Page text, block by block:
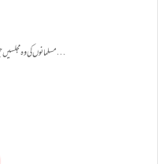
مسلمانوں کی وہ مجلسیں جن کے بارے میں رسول اﷲصلی اللہ تعالیٰ علیہ واٰلہٖ وسلّم نے فرمایا ہے کہ ان…